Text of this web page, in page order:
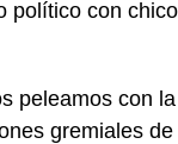
político con
peleamos con
gremiales